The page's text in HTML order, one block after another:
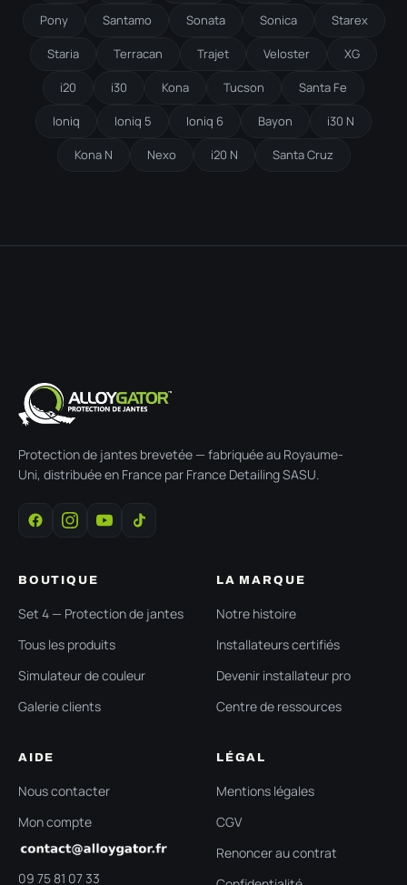
Pony Santamo Sonata Sonica Starex
Staria Terracan Trajet Veloster XG
i20 i30 Kona Tucson Santa Fe
Ioniq Ioniq 5 Ioniq 6 Bayon i30 N
Kona N Nexo i20 N Santa Cruz
Protection de jantes brevetée — fabriquée au Royaume-
Uni, distribuée en France par France Detailing SASU.
BOUTIQUE
Set 4 — Protection de jantes
Tous les produits
Simulateur de couleur
Galerie clients
LA MARQUE
Notre histoire
Installateurs certifiés
Devenir installateur pro
Centre de ressources
AIDE
Nous contacter
Mon compte
09 75 81 07 33
LÉGAL
Mentions légales
CGV
Renoncer au contrat